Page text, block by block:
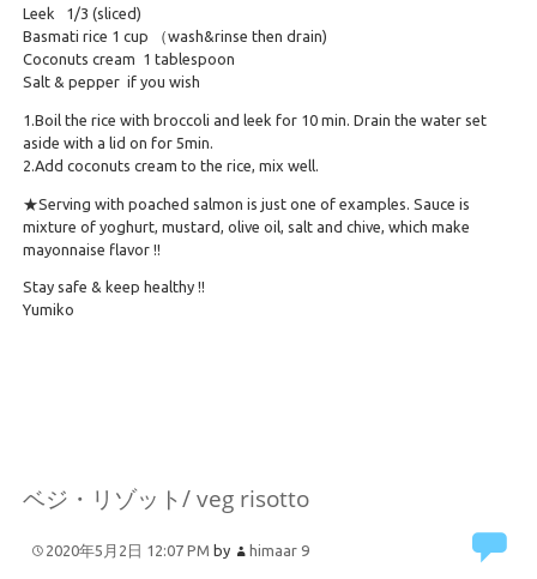
Leek 1/3 (sliced)
Basmati rice 1 cup （wash&rinse then drain)
Coconuts cream 1 tablespoon
Salt & pepper if you wish
1.Boil the rice with broccoli and leek for 10 min. Drain the water set
aside with a lid on for 5min.
2.Add coconuts cream to the rice, mix well.
★Serving with poached salmon is just one of examples. Sauce is
mixture of yoghurt, mustard, olive oil, salt and chive, which make
mayonnaise flavor !!
Stay safe & keep healthy !!
Yumiko
ベジ・リゾット/ veg risotto
2020年5月2日 12:07 PM by himaar 9